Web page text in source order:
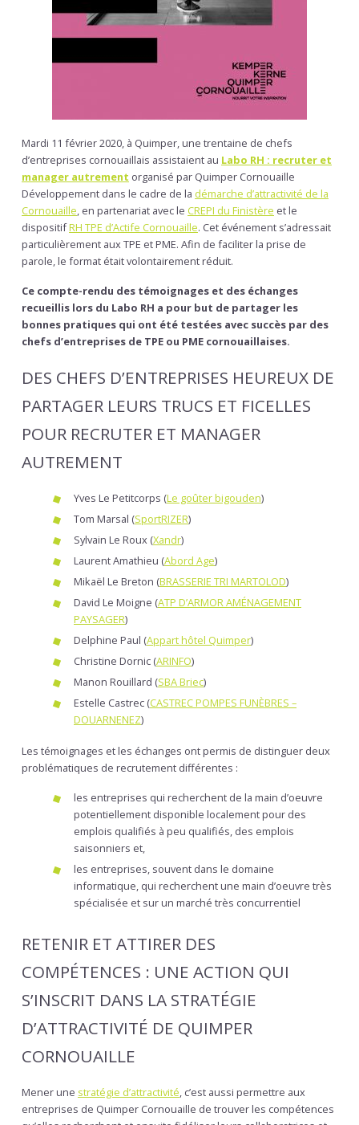
Mardi 11 février 2020, à Quimper, une trentaine de chefs
d’entreprises cornouaillais assistaient au Labo RH : recruter et
manager autrement organisé par Quimper Cornouaille
Développement dans le cadre de la démarche d’attractivité de la
Cornouaille, en partenariat avec le CREPI du Finistère et le
dispositifRH TPE d’Actife Cornouaille. Cet événement s’adressait
particulièrement aux TPE et PME. Afin de faciliter la prise de
parole, le format était volontairement réduit.
Ce compte-rendu des témoignages et des échanges
recueillis lors du Labo RH a pour but de partager les
bonnes pratiques qui ont été testées avec succès par des
chefs d’entreprises de TPE ou PME cornouaillaises.
DES CHEFS D’ENTREPRISES HEUREUX DE
PARTAGER LEURS TRUCS ET FICELLES
POUR RECRUTER ET MANAGER
AUTREMENT
Yves Le Petitcorps (Le goûter bigouden)
Tom Marsal (SportRIZER)
Sylvain Le Roux (Xandr)
Laurent Amathieu (Abord Age)
Mikaël Le Breton (BRASSERIE TRI MARTOLOD)
David Le Moigne (ATP D’ARMOR AMÉNAGEMENT
PAYSAGER)
Delphine Paul (Appart hôtel Quimper)
Christine Dornic (ARINFO)
Manon Rouillard (SBA Briec)
Estelle Castrec (CASTREC POMPES FUNÈBRES –
DOUARNENEZ)
Les témoignages et les échanges ont permis de distinguer deux
problématiques de recrutement différentes :
les entreprises qui recherchent de la main d’oeuvre
potentiellement disponible localement pour des
emplois qualifiés à peu qualifiés, des emplois
saisonniers et,
les entreprises, souvent dans le domaine
informatique, qui recherchent une main d’oeuvre très
spécialisée et sur un marché très concurrentiel
RETENIR ET ATTIRER DES
COMPÉTENCES : UNE ACTION QUI
S’INSCRIT DANS LA STRATÉGIE
D’ATTRACTIVITÉ DE QUIMPER
CORNOUAILLE
Mener une stratégie d’attractivité, c’est aussi permettre aux
entreprises de Quimper Cornouaille de trouver les compétences